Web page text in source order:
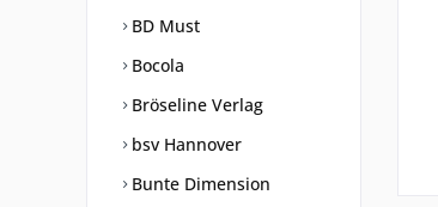
BD Must
Bocola
Bröseline Verlag
bsv Hannover
Bunte Dimension